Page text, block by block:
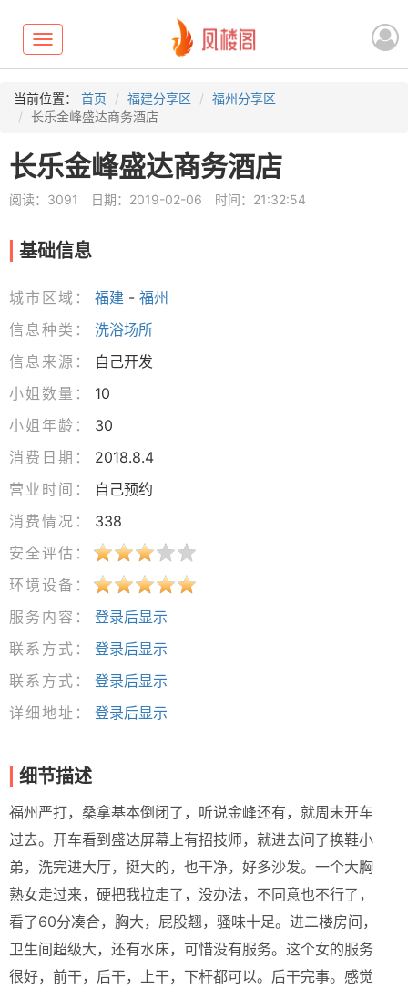
Toggle
navigation
当前位置： 首页 福建分享区
福州分享区
长乐金峰盛达商务酒店
长乐金峰盛达商务酒店
阅读：3091 日期：2019-02-06 时间：21:32:54
基础信息
城市区域： 福建 - 福州
信息种类：
洗浴场所
信息来源：
自己开发
小姐数量：
10
小姐年龄：
30
消费日期：
2018.8.4
营业时间：
自己预约
消费情况：
338
安全评估：
环境设备：
服务内容：
登录后显示
联系方式：
登录后显示
联系方式：
登录后显示
详细地址：
登录后显示
细节描述
福州严打，桑拿基本倒闭了，听说金峰还有，就周末开车
过去。开车看到盛达屏幕上有招技师，就进去问了换鞋小
弟，洗完进大厅，挺大的，也干净，好多沙发。一个大胸
熟女走过来，硬把我拉走了，没办法，不同意也不行了，
看了60分凑合，胸大，屁股翘，骚味十足。进二楼房间，
卫生间超级大，还有水床，可惜没有服务。这个女的服务
很好，前干，后干，上干，下杆都可以。后干完事。感觉